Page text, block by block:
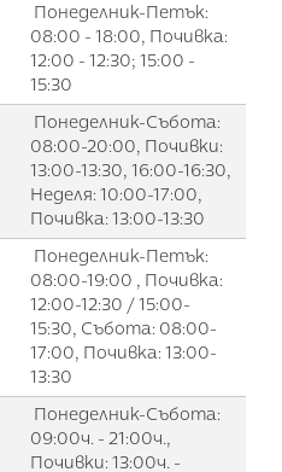
Понеделник-Петък:
08:00 - 18:00, Почивка:
12:00 - 12:30; 15:00 -
15:30
Понеделник-Събота:
08:00-20:00, Почивки:
13:00-13:30, 16:00-16:30,
Неделя: 10:00-17:00,
Почивка: 13:00-13:30
Понеделник-Петък:
08:00-19:00 , Почивка:
12:00-12:30 / 15:00-
15:30, Събота: 08:00-
17:00, Почивка: 13:00-
13:30
Понеделник-Събота:
09:00ч. - 21:00ч.,
Почивки: 13:00ч. -